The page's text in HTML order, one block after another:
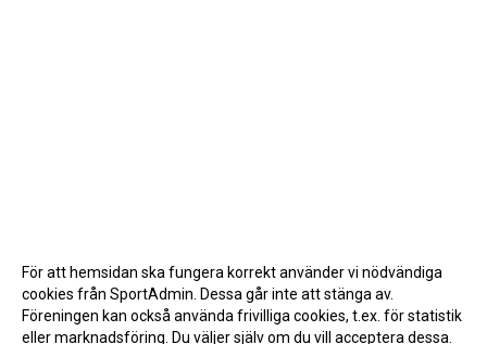
För att hemsidan ska fungera korrekt använder vi nödvändiga
cookies från SportAdmin. Dessa går inte att stänga av.
Föreningen kan också använda frivilliga cookies, t.ex. för statistik
eller marknadsföring. Du väljer själv om du vill acceptera dessa.